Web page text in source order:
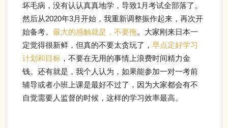
坏毛病，没有认认真真地学，导致1月考试全部落了。
然后从2020年3月开始，我重新调整振作起来，再次开
始备考。最大的感触就是，不要拖。大家刚来日本一
定觉得很新鲜，但真的不要太贪玩了，早点定好学习
计划和目标 ，不要在无用的事情上浪费时间精力金
钱。还有就是，我个人认为，如果能参加一对一考前
辅导或者小班上课是最好不过了，因为大家都会有不
自觉需要人监督的时候，这样的学习效率最高。